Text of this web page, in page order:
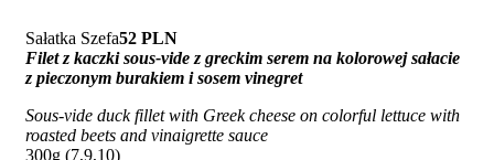
Sałatka Szefa52 PLN
Filet z kaczki sous-vide z greckim serem na kolorowej sałacie
z pieczonym burakiem i sosem vinegret
Sous-vide duck fillet with Greek cheese on colorful lettuce with
roasted beets and vinaigrette sauce
300g (7,9,10)